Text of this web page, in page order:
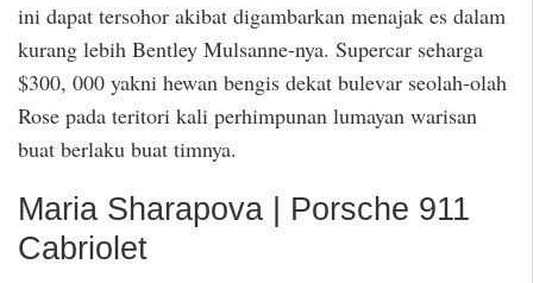
ini dapat tersohor akibat digambarkan menajak es dalam
kurang lebih Bentley Mulsanne-nya. Supercar seharga
$300, 000 yakni hewan bengis dekat bulevar seolah-olah
Rose pada teritori kali perhimpunan lumayan warisan
buat berlaku buat timnya.
Maria Sharapova | Porsche 911
Cabriolet